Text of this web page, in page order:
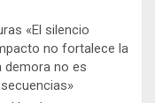
«El silencio
no fortalece la
demora no es